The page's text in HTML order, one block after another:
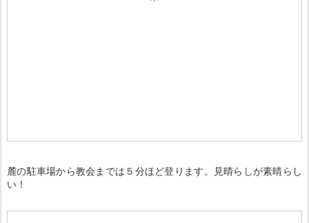
麓の駐車場から教会までは５分ほど登ります。見晴らしが素晴らし
い！